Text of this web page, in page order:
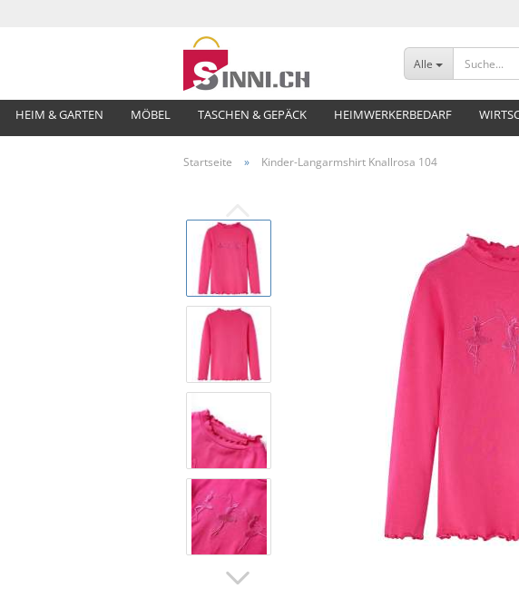
Alle
HEIM & GARTEN MÖBEL TASCHEN & GEPÄCK HEIMWERKERBEDARF
Startseite »
Kinder-Langarmshirt Knallrosa 104